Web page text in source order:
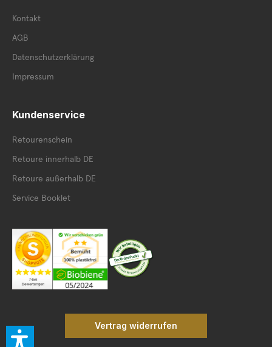
Kontakt
AGB
Datenschutzerklärung
Impressum
Kundenservice
Retourenschein
Retoure innerhalb DE
Retoure außerhalb DE
Service Booklet
Vertrag widerrufen